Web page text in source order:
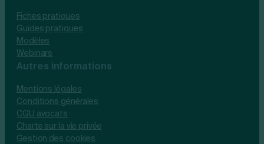
Fiches pratiques
Guides pratiques
Modèles
Webinars
Autres informations
Mentions légales
Conditions générales
CGU avocats
Charte sur la vie privée
Gestion des cookies